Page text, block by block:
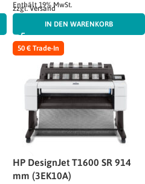
Enthält 19% MwSt.
zzgl.Versand
IN DEN WARENKORB
50 € Trade-In
HP DesignJet T1600 SR 914
mm (3EK10A)